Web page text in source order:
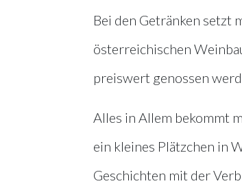
Bei den Getränken setzt
österreichischen
preiswert genossen
Alles in Allem bekommt
ein kleines Plätzchen in
Geschichten mit der